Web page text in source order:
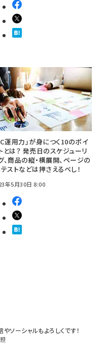
運用力」が身につく10のポイ
とは？ 発売日のスケジューリ
、商品の縦・横展開、ページの
ストなどは押さえるべし！
年5月30日 8:00
ソーシャルもよろしくです！